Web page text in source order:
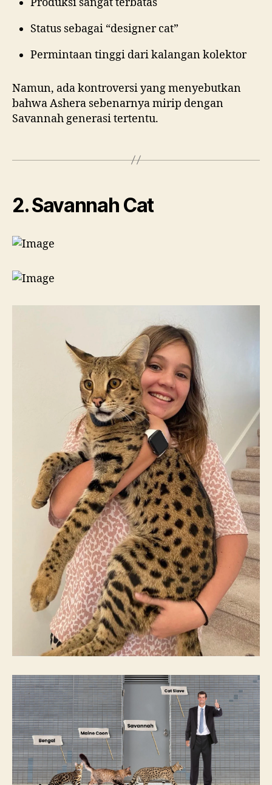
Produksi sangat terbatas
Status sebagai “designer cat”
Permintaan tinggi dari kalangan kolektor
Namun, ada kontroversi yang menyebutkan
bahwa Ashera sebenarnya mirip dengan
Savannah generasi tertentu.
2. Savannah Cat